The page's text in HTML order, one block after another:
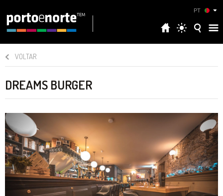
PT
VOLTAR
DREAMS BURGER